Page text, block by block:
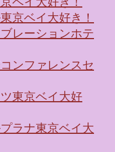
京ベイ大好き！
レーションホテ
ンファレンスセ
東京ベイ大好
ラナ東京ベイ大